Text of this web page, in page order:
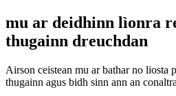
mu ar deidhinn lìonra
thugainn dreuchdan
Airson ceistean mu ar bathar no liosta
thugainn agus bidh sinn ann an